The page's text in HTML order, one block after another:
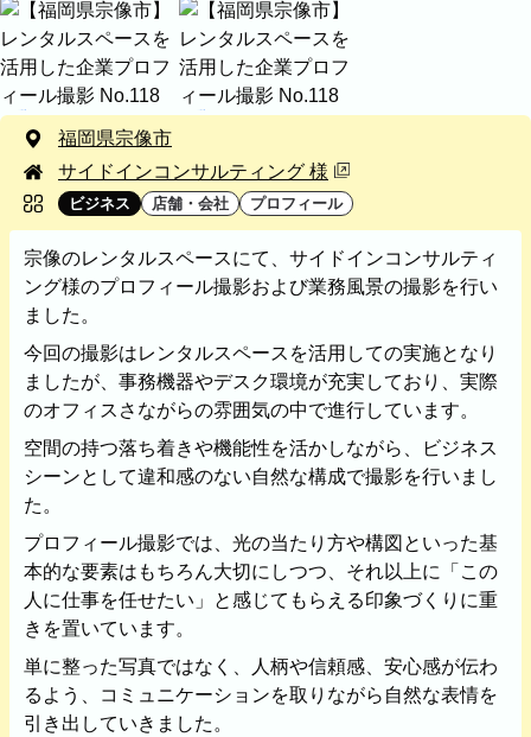
ネット予約
空き状況の確認からご予約まで、24時間いつでもご利用
いただけます。
撮影実績
撮影実績
ご希望の撮影カテゴリをご確認いただけま
す。
最新の撮影実績もあわせて掲載しています
ので、写真の雰囲気を見ながらお選びくだ
さい。
建築・不動産
民泊
店舗・会社
プロフィール
家族写真の撮影実績
カップル
ビジネスの撮影実績
建築・不動産
プロフィール
料理 ECサイト商品
ネット予約
空き状況の確認からご予約まで、24時間いつでもご利用
レンタルスペースを活用した企業プロフィール撮影
出張エリア
福岡県宗像市
店名
サイドインコンサルティング 様
カテゴリ
ビジネス 店舗・会社 プロフィール
宗像のレンタルスペースにて、サイドインコンサルティ
ング様のプロフィール撮影および業務風景の撮影を行い
ました。
今回の撮影はレンタルスペースを活用しての実施となり
ましたが、事務機器やデスク環境が充実しており、実際
のオフィスさながらの雰囲気の中で進行しています。
空間の持つ落ち着きや機能性を活かしながら、ビジネス
シーンとして違和感のない自然な構成で撮影を行いまし
た。
プロフィール撮影では、光の当たり方や構図といった基
本的な要素はもちろん大切にしつつ、それ以上に「この
人に仕事を任せたい」と感じてもらえる印象づくりに重
きを置いています。
単に整った写真ではなく、人柄や信頼感、安心感が伝わ
るよう、コミュニケーションを取りながら自然な表情を
引き出していきました。